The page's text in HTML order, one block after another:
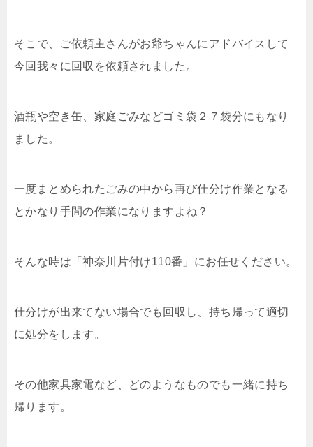
そこで、ご依頼主さんがお爺ちゃんにアドバイスして
今回我々に回収を依頼されました。
酒瓶や空き缶、家庭ごみなどゴミ袋２７袋分にもなり
ました。
一度まとめられたごみの中から再び仕分け作業となる
とかなり手間の作業になりますよね？
そんな時は「神奈川片付け110番」にお任せください。
仕分けが出来てない場合でも回収し、持ち帰って適切
に処分をします。
その他家具家電など、どのようなものでも一緒に持ち
帰ります。